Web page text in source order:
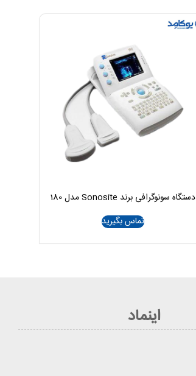
دستگاه سونوگرافی برند Sonosite مدل 180
تماس بگیرید
اینماد